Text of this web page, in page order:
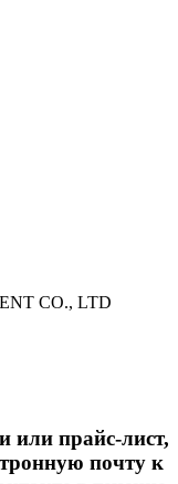
CO., LTD
или прайс-лист,
почту к